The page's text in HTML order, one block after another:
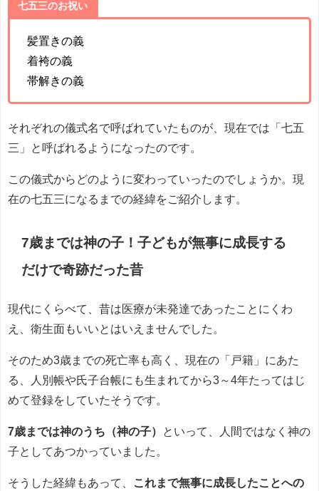
七五三のお祝い
髪置きの義
着袴の義
帯解きの義
それぞれの儀式名で呼ばれていたものが、現在では「七五
三」と呼ばれるようになったのです。
この儀式からどのように変わっていったのでしょうか。現
在の七五三になるまでの経緯をご紹介します。
7歳までは神の子！子どもが無事に成長する
だけで奇跡だった昔
現代にくらべて、昔は医療が未発達であったことにくわ
え、衛生面もいいとはいえませんでした。
そのため3歳までの死亡率も高く、現在の「戸籍」にあた
る、人別帳や氏子台帳にも生まれてから3～4年たってはじ
めて登録をしていたそうです。
7歳までは神のうち（神の子）
といって、人間ではなく神の
子としてあつかっていました。
そうした経緯もあって、
これまで無事に成長したことへの